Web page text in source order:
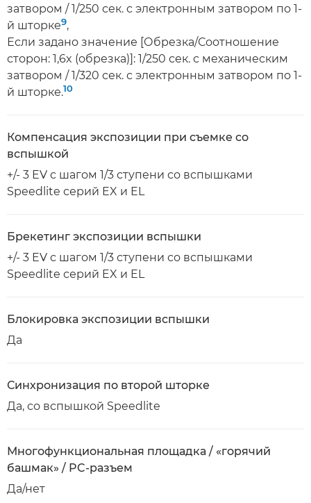
затвором / 1/250 сек. с электронным затвором по 1-
й шторке9,
Если задано значение [Обрезка/Соотношение
сторон: 1,6x (обрезка)]: 1/250 сек. с механическим
затвором / 1/320 сек. с электронным затвором по 1-
й шторке.10
Компенсация экспозиции при съемке со
вспышкой
+/- 3 EV с шагом 1/3 ступени со вспышками
Speedlite серий EX и EL
Брекетинг экспозиции вспышки
+/- 3 EV с шагом 1/3 ступени со вспышками
Speedlite серий EX и EL
Блокировка экспозиции вспышки
Да
Синхронизация по второй шторке
Да, со вспышкой Speedlite
Многофункциональная площадка / «горячий
башмак» / PC-разъем
Да/нет